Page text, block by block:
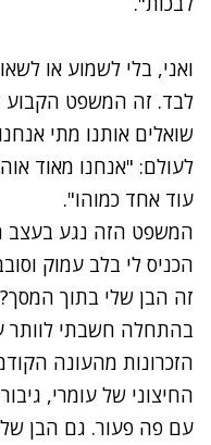
ואני, בלי לשמוע או
לבד. זה המשפט הקבוע
שואלים אותנו מתי
לעולם: "אנחנו מאוד
עוד אחד כמוהו".
המשפט הזה נגע בעצב
הכניס לי בלב עמוק
זה הבן שלי בתוך המסך?
בהתחלה חשבתי לוותר
הזכרונות מהעונה
החיצוני של עומרי,
עם פה פעור. גם הבן